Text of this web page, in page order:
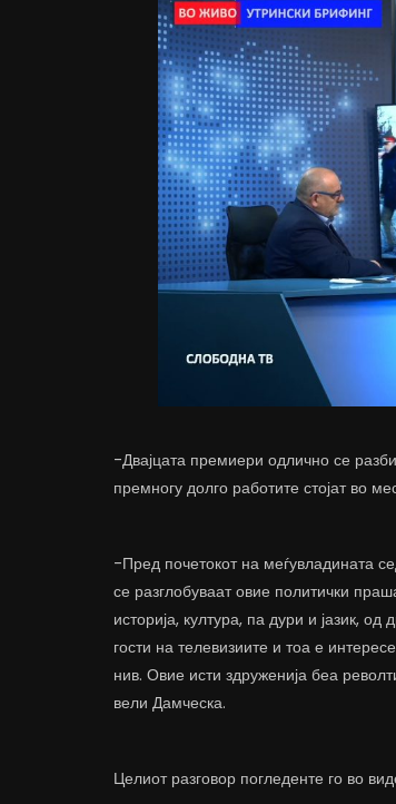
-Двајцата премиери одлично се
премногу долго работите стојат во
-Пред почетокот на меѓувладината
се разглобуваат овие политички
историја, култура, па дури и јазик,
гости на телевизиите и тоа е
нив. Овие исти здруженија беа
вели Дамческа.
Целиот разговор погледенте го во